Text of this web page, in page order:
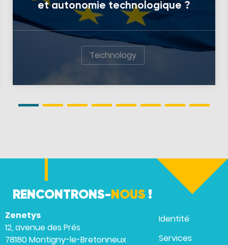
et autonomie technologique ?
Technology
RENCONTRONS-NOUS !
Zenetys
12, avenue des Prés
78180 Montigny-le-Bretonneux
Identité
Services